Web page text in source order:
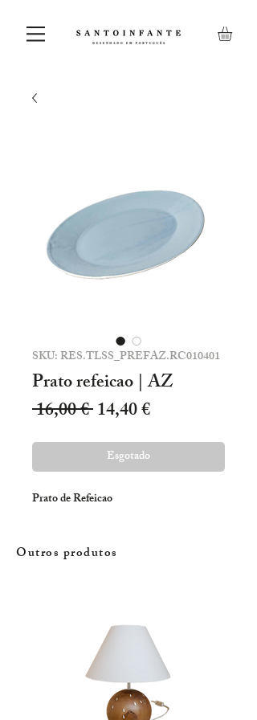
SKU: RES.TLSS_PREFAZ.RC010401
Prato refeicao | AZ
16,00 € Preço
14,40 €Preço
Esgotado
Prato de Refeicao
Outros produtos